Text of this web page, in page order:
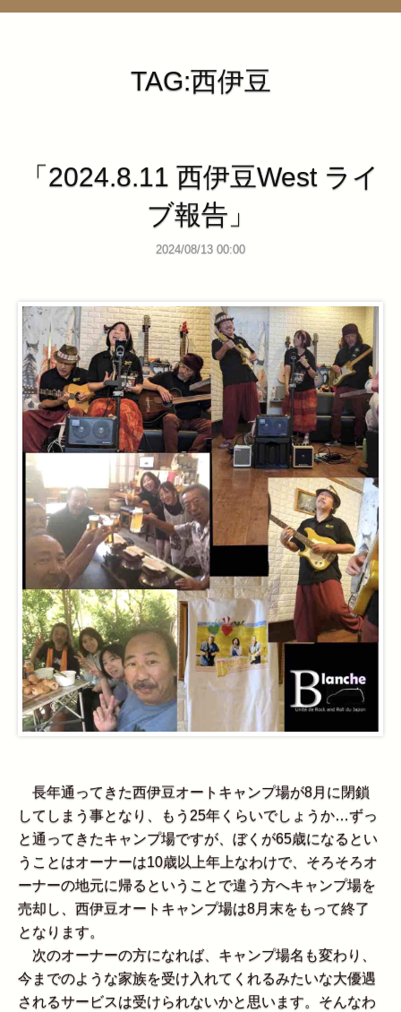
TAG:西伊豆
「2024.8.11 西伊豆West ライ
ブ報告」
2024/08/13 00:00
長年通ってきた西伊豆オートキャンプ場が8月に閉鎖
してしまう事となり、もう25年くらいでしょうか…ずっ
と通ってきたキャンプ場ですが、ぼくが65歳になるとい
うことはオーナーは10歳以上年上なわけで、そろそろオ
ーナーの地元に帰るということで違う方へキャンプ場を
売却し、西伊豆オートキャンプ場は8月末をもって終了
となります。
次のオーナーの方になれば、キャンプ場名も変わり、
今までのような家族を受け入れてくれるみたいな大優遇
されるサービスは受けられないかと思います。そんなわ